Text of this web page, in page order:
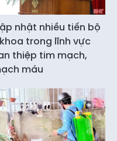
nhật nhiều tiến bộ
trong lĩnh vực
thiệp tim mạch,
máu